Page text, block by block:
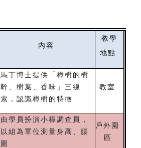
內容
教學
地點
馬丁博士提供「樟樹的樹
幹、樹葉、香味」三線
索，認識樟樹的特徵
教室
由學員扮演小樟調查員，
以組為單位測量身高、腰
圍
戶外園
區